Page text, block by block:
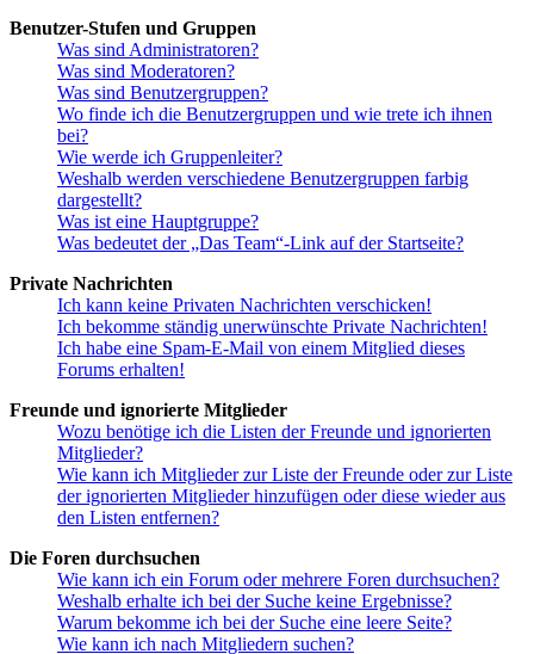
Benutzer-Stufen und Gruppen
Was sind Administratoren?
Was sind Moderatoren?
Was sind Benutzergruppen?
Wo finde ich die Benutzergruppen und wie trete ich ihnen
bei?
Wie werde ich Gruppenleiter?
Weshalb werden verschiedene Benutzergruppen farbig
dargestellt?
Was ist eine Hauptgruppe?
Was bedeutet der „Das Team“-Link auf der Startseite?
Private Nachrichten
Ich kann keine Privaten Nachrichten verschicken!
Ich bekomme ständig unerwünschte Private Nachrichten!
Ich habe eine Spam-E-Mail von einem Mitglied dieses
Forums erhalten!
Freunde und ignorierte Mitglieder
Wozu benötige ich die Listen der Freunde und ignorierten
Mitglieder?
Wie kann ich Mitglieder zur Liste der Freunde oder zur Liste
der ignorierten Mitglieder hinzufügen oder diese wieder aus
den Listen entfernen?
Die Foren durchsuchen
Wie kann ich ein Forum oder mehrere Foren durchsuchen?
Weshalb erhalte ich bei der Suche keine Ergebnisse?
Warum bekomme ich bei der Suche eine leere Seite?
Wie kann ich nach Mitgliedern suchen?